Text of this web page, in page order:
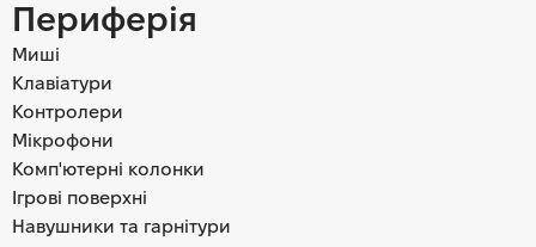
Периферія
Миші
Клавіатури
Контролери
Мікрофони
Комп'ютерні колонки
Ігрові поверхні
Навушники та гарнітури